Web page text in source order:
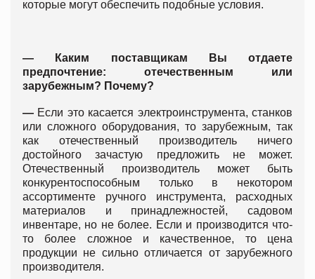
которые могут обеспечить подобные условия.
—
Каким поставщикам Вы отдаете
предпочтение: отечественным или
зарубежным? Почему?
— Если это касается электроинструмента, станков
или сложного оборудования, то зарубежным, так
как отечественный производитель ничего
достойного зачастую предложить не может.
Отечественный производитель может быть
конкурентоспособным только в некотором
ассортименте ручного инструмента, расходных
материалов и принадлежностей, садовом
инвентаре, но не более. Если и производится что-
то более сложное и качественное, то цена
продукции не сильно отличается от зарубежного
производителя.